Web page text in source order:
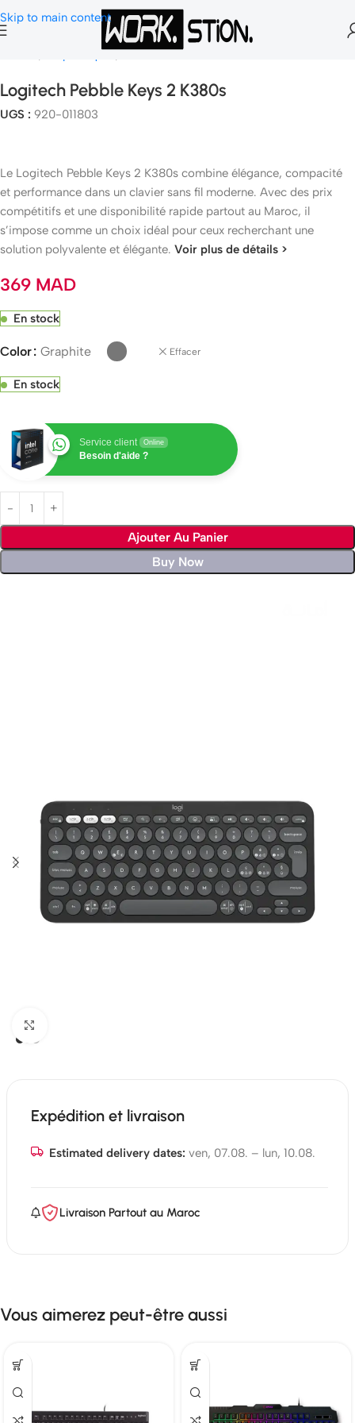
Skip to main content
Peripheriques Clavier Gamer
Logitech Pebble Keys 2 K380s
UGS : 920-011803
Le Logitech Pebble Keys 2 K380s combine élégance, compacité
et performance dans un clavier sans fil moderne. Avec des prix
compétitifs et une disponibilité rapide partout au Maroc, il
s’impose comme un choix idéal pour ceux recherchant une
solution polyvalente et élégante. Voir plus de détails >
369 MAD
En stock
Color Graphite Effacer
En stock
Service client Online
Besoin d'aide ?
Ajouter Au Panier
Buy Now
Expédition et livraison
Estimated delivery dates: ven, 07.08. – lun, 10.08.
Livraison Partout au Maroc
Vous aimerez peut-être aussi